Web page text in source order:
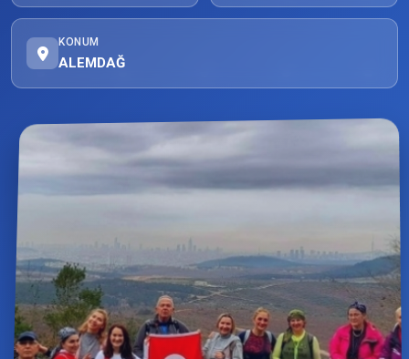
KONUM
ALEMDAĞ